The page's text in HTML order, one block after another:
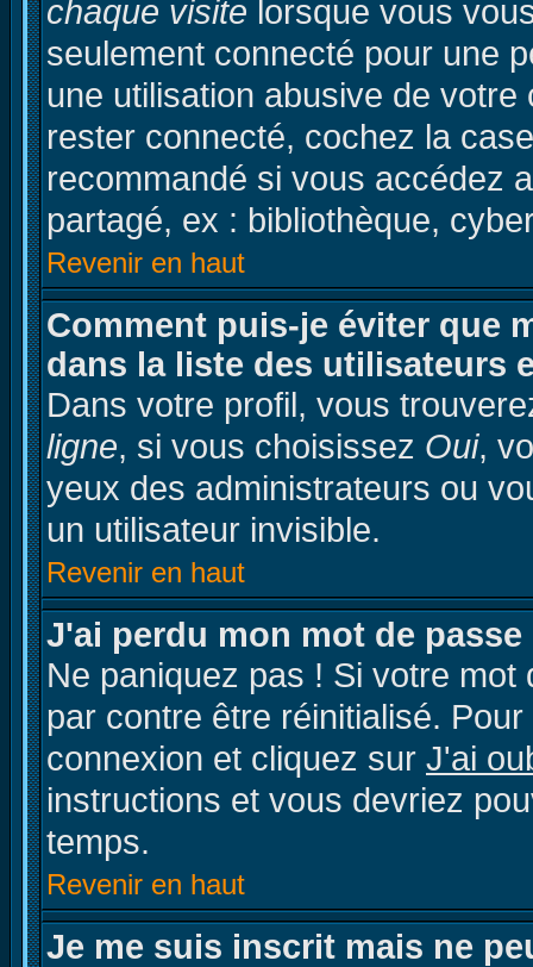
chaque visite lorsque vous
seulement connecté pour une
une utilisation abusive de
rester connecté, cochez la
recommandé si vous accédez
partagé, ex : bibliothèque,
Revenir en haut
Comment puis-je éviter que
dans la liste des utilisateurs
Dans votre profil, vous
ligne, si vous choisissez Oui,
yeux des administrateurs ou
un utilisateur invisible.
Revenir en haut
J'ai perdu mon mot de passe
Ne paniquez pas ! Si votre
par contre être réinitialisé.
connexion et cliquez sur J'ai
instructions et vous devriez
temps.
Revenir en haut
Je me suis inscrit mais ne